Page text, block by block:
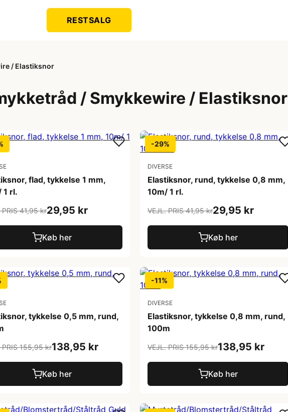
RESTSALG
/ Elastiksnor
/ Smykkewire / Elastiksnor
flad, tykkelse 1 mm,
1 rl.
PRIS 41,95 kr29,95 kr
Køb her
-29%
DIVERSE
Elastiksnor, rund, tykkelse 0,8 mm,
10m/ 1 rl.
VEJL. PRIS 41,95 kr29,95 kr
Køb her
tykkelse 0,5 mm, rund,
PRIS 155,95 kr138,95 kr
Køb her
-11%
DIVERSE
Elastiksnor, tykkelse 0,8 mm, rund,
100m
VEJL. PRIS 155,95 kr138,95 kr
Køb her